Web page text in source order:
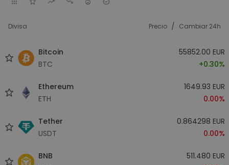
Divisa Precio / Cambiar 24h
Bitcoin
BTC
55852.00 EUR
+0.30%
Ethereum
ETH
1649.93 EUR
0.00%
Tether
USDT
0.864298 EUR
0.00%
BNB
511.480 EUR